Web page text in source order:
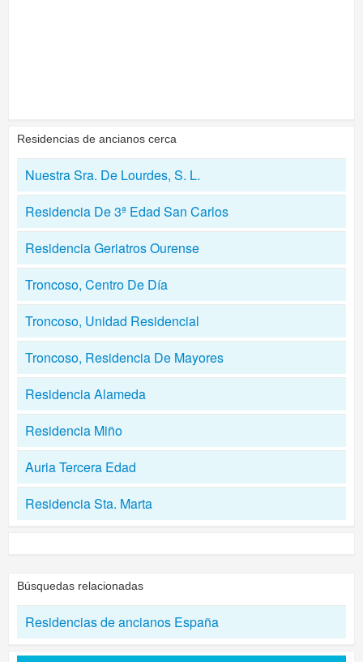
Residencias de ancianos cerca
Nuestra Sra. De Lourdes, S. L.
Residencia De 3ª Edad San Carlos
Residencia Geriatros Ourense
Troncoso, Centro De Día
Troncoso, Unidad Residencial
Troncoso, Residencia De Mayores
Residencia Alameda
Residencia Miño
Auria Tercera Edad
Residencia Sta. Marta
Búsquedas relacionadas
Residencias de ancianos España